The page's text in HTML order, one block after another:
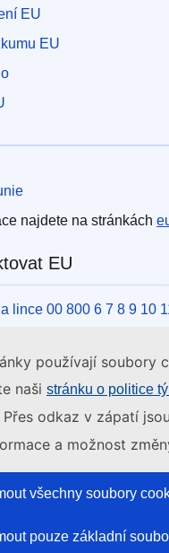
používají soubory
naši stránku o politice
Přes odkaz v zápatí
a možnost
všechny soubory
pouze základní
EU
EU
najdete na stránkách
EU
lince 00 800 6 7 8 9 10
kontaktního formuláře
místě EU
kanálů EU v